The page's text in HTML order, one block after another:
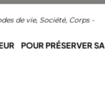
de vie, Société, Corps-
POUR PRÉSERVER SA